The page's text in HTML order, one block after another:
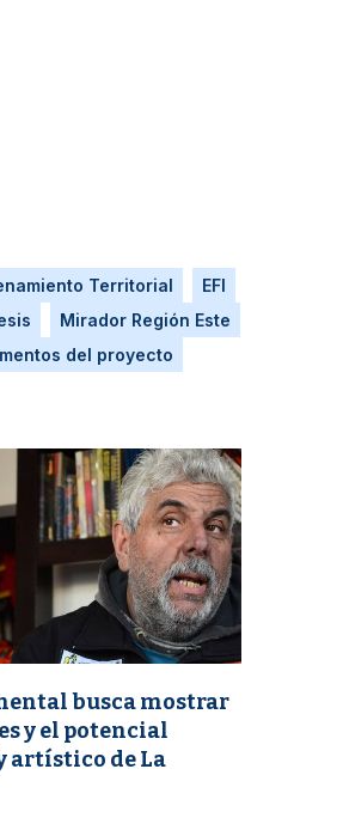
Territorial
EFI
Mirador Región Este
del proyecto
busca mostrar
y el potencial
artístico de La